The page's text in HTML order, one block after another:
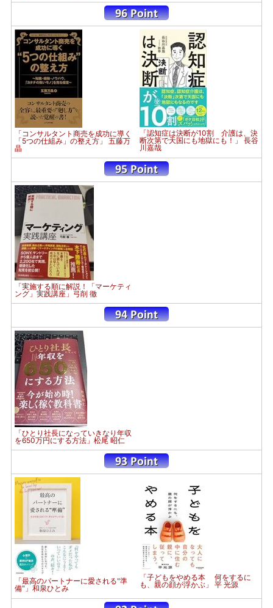
「コンサルタント商売を成功に導く
「5つの仕組み」の整え方」 五藤万
晶
「認知症は決断が10割 介護は、決
断次第で天国にも地獄にも！」 長谷
川嘉哉
「実施する順に解説！「マーケティ
ング」実践講座」弓削 徹
「ひとり社長になっていきなり年収
を650万円にする方法」松尾 昭仁
「最高のパートナーに愛される"準
備"」和泉ひとみ
「子どもをやめる本 何をするに
も、親の顔が浮かぶ」 平 光源